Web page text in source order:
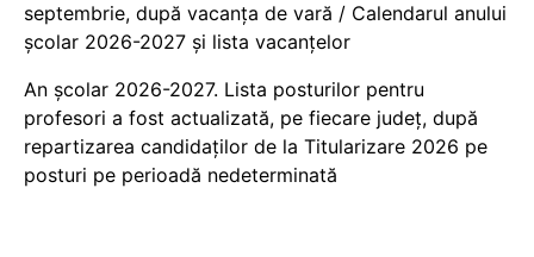
septembrie, după vacanța de vară / Calendarul anului
școlar 2026-2027 și lista vacanțelor
An școlar 2026-2027. Lista posturilor pentru
profesori a fost actualizată, pe fiecare județ, după
repartizarea candidaților de la Titularizare 2026 pe
posturi pe perioadă nedeterminată